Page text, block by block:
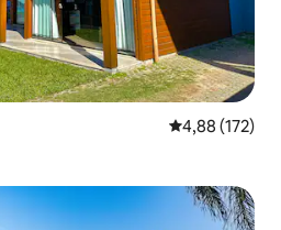
4,88 av 5 i
4,88 (172)